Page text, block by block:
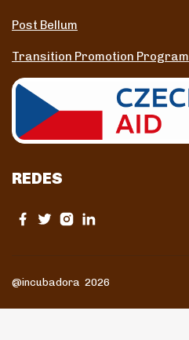
Post Bellum
Transition Promotion Program
REDES
@incubadora 2026